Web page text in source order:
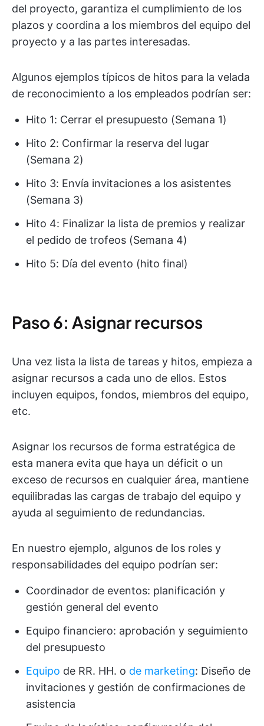
del proyecto, garantiza el cumplimiento de los
plazos y coordina a los miembros del equipo del
proyecto y a las partes interesadas.
Algunos ejemplos típicos de hitos para la velada
de reconocimiento a los empleados podrían ser:
Hito 1: Cerrar el presupuesto (Semana 1)
Hito 2: Confirmar la reserva del lugar
(Semana 2)
Hito 3: Envía invitaciones a los asistentes
(Semana 3)
Hito 4: Finalizar la lista de premios y realizar
el pedido de trofeos (Semana 4)
Hito 5: Día del evento (hito final)
Paso 6: Asignar recursos
Una vez lista la lista de tareas y hitos, empieza a
asignar recursos a cada uno de ellos. Estos
incluyen equipos, fondos, miembros del equipo,
etc.
Asignar los recursos de forma estratégica de
esta manera evita que haya un déficit o un
exceso de recursos en cualquier área, mantiene
equilibradas las cargas de trabajo del equipo y
ayuda al seguimiento de redundancias.
En nuestro ejemplo, algunos de los roles y
responsabilidades del equipo podrían ser:
Coordinador de eventos: planificación y
gestión general del evento
Equipo financiero: aprobación y seguimiento
del presupuesto
Equipo de RR. HH. o de marketing: Diseño de
invitaciones y gestión de confirmaciones de
asistencia